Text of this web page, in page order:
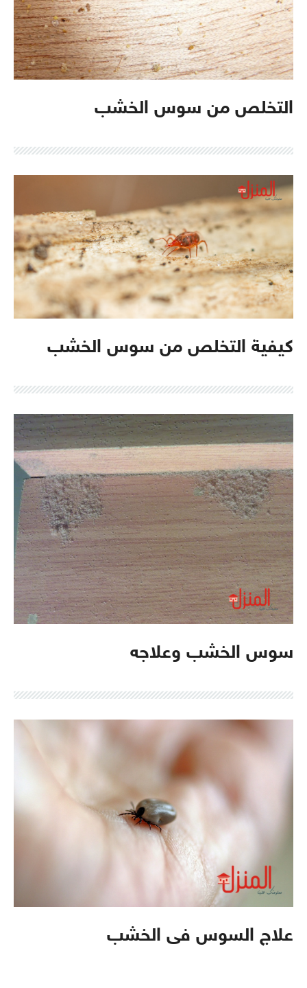
التخلص من سوس الخشب
كيفية التخلص من سوس الخشب
سوس الخشب وعلاجه
علاج السوس فى الخشب